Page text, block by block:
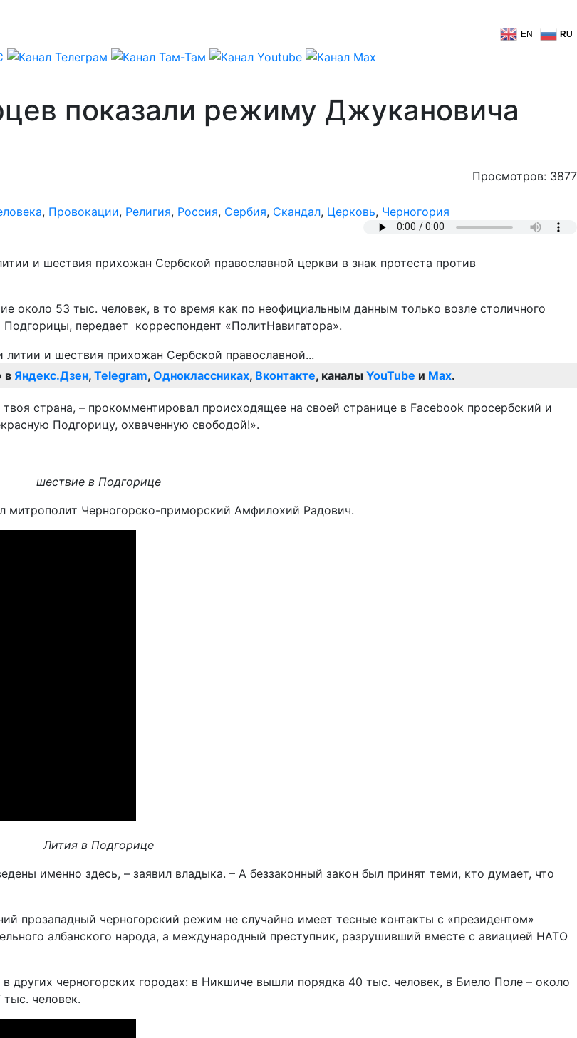
EN RU
показали режиму Джукановича
Просмотров: 3877
, Провокации, Религия, Россия, Сербия, Скандал, Церковь, Черногория
и шествия прихожан Сербской православной церкви в знак протеста против
около 53 тыс. человек, в то время как по неофициальным данным только возле столичного
передает корреспондент «ПолитНавигатора».
в Яндекс.Дзен, Telegram, Одноклассниках, Вконтакте, каналы YouTube и Max.
страна, – прокомментировал происходящее на своей странице в Facebook просербский и
Подгорицу, охваченную свободой!».
шествие в Подгорице
митрополит Черногорско-приморский Амфилохий Радович.
Лития в Подгорице
именно здесь, – заявил владыка. – А беззаконный закон был принят теми, кто думает, что
прозападный черногорский режим не случайно имеет тесные контакты с «президентом»
албанского народа, а международный преступник, разрушивший вместе с авиацией НАТО
черногорских городах: в Никшиче вышли порядка 40 тыс. человек, в Биело Поле – около
человек.